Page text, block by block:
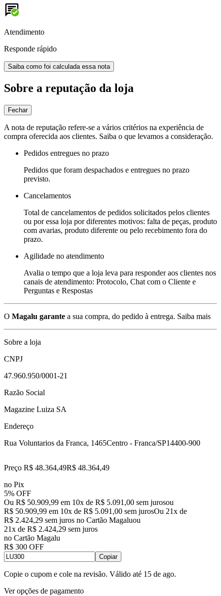
Atendimento
Responde rápido
Saiba como foi calculada essa nota
Sobre a reputação da loja
Fechar
A nota de reputação refere-se a vários critérios na experiência de
compra oferecida aos clientes. Saiba o que levamos a consideração.
Pedidos entregues no prazo
Pedidos que foram despachados e entregues no prazo
previsto.
Cancelamentos
Total de cancelamentos de pedidos solicitados pelos clientes
ou por essa loja por diferentes motivos: falta de peças, produto
com avarias, produto diferente ou pelo recebimento fora do
prazo.
Agilidade no atendimento
Avalia o tempo que a loja leva para responder aos clientes nos
canais de atendimento: Protocolo, Chat com o Cliente e
Perguntas e Respostas
O Magalu garante a sua compra, do pedido à entrega. Saiba mais
Sobre a loja
CNPJ
47.960.950/0001-21
Razão Social
Magazine Luiza SA
Endereço
Rua Voluntarios da Franca, 1465Centro - Franca/SP14400-900
Preço R$ 48.364,49R$ 48.364,49
no Pix
5% OFF
Ou R$ 50.909,99 em 10x de R$ 5.091,00 sem jurosou
R$ 50.909,99 em 10x de R$ 5.091,00 sem jurosOu 21x de
R$ 2.424,29 sem juros no Cartão Magaluou
21x de R$ 2.424,29 sem juros
no Cartão Magalu
R$ 300 OFF
Copiar
Copie o cupom e cole na revisão. Válido até 15 de ago.
Ver opções de pagamento